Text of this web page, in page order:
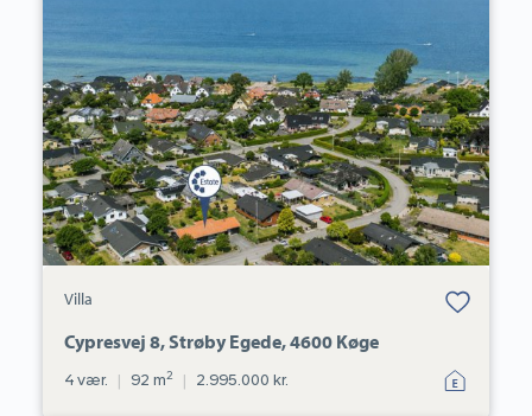
Strøby
Egede,
4600
Køge
Villa
Bolig er gemt
under dine
Cypresvej 8, Strøby Egede, 4600 Køge
4 vær. | 92 m2 | 2.995.000 kr.